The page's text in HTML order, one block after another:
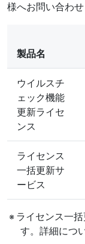
様へお問い合わせ
製品名
ウイルスチ
ェック機能
更新ライセ
ンス
ライセンス
一括更新サ
ービス
ライセンス一
す。詳細につ